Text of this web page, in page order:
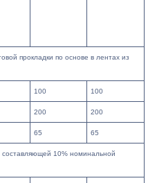
прокладки по основе в лентах из
100 100
200 200
65 65
составляющей 10% номинальной